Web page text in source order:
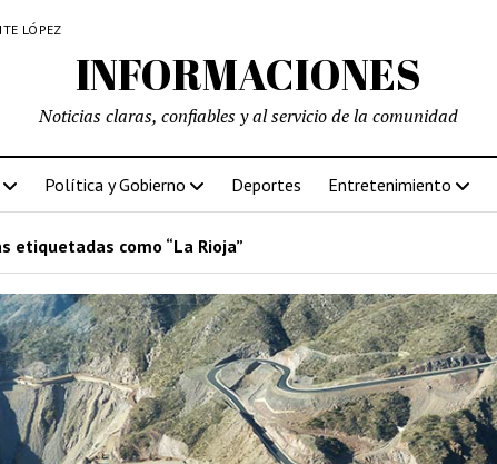
LÓPEZ
INFORMACIONES
Noticias claras, confiables y al servicio de la comunidad
Política y Gobierno Deportes Entretenimiento
etiquetadas como “La Rioja”